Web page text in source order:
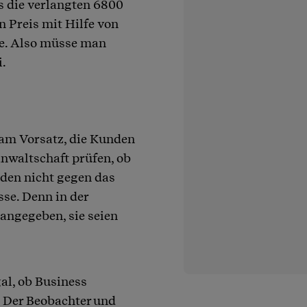
die verlangten 6800
Preis mit Hilfe von
Also müsse man
Vorsatz, die Kunden
prüfen, ob
nicht gegen das
Denn in der
sie seien
ob Business
Beobachter und